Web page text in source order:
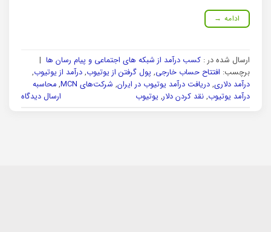
ادامه →
ارسال شده در : کسب درآمد از شبکه های اجتماعی و پیام رسان ها |
برچسب: افتتاح حساب خارجی, پول گرفتن از یوتیوب, درآمد از یوتیوب,
درآمد دلاری, دریافت درآمد یوتیوب در ایران, شرکت‌های MCN , محاسبه
درآمد یوتیوب, نقد کردن دلار, یوتیوب ارسال دیدگاه